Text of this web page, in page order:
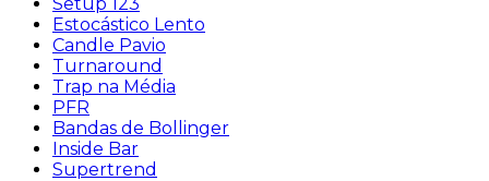
Estocástico Lento
Candle Pavio
Turnaround
Trap na Média
PFR
Bandas de Bollinger
Inside Bar
Supertrend